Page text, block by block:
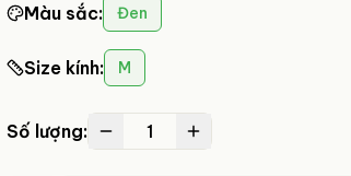
Màu sắc: Đen
Size kính: M
Số lượng: 1